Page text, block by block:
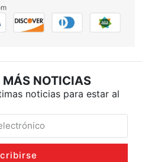
MÁS NOTICIAS
noticias para estar al